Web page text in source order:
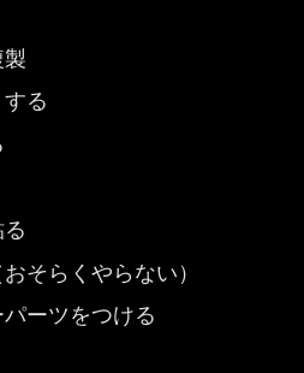
る
そらくやらない）
ーツをつける